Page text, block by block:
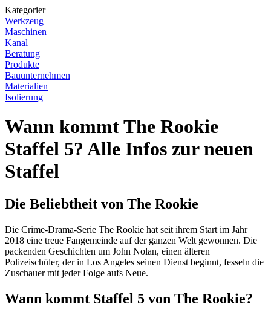
Kategorier
Werkzeug
Maschinen
Kanal
Beratung
Produkte
Bauunternehmen
Materialien
Isolierung
Wann kommt The Rookie
Staffel 5? Alle Infos zur neuen
Staffel
Die Beliebtheit von The Rookie
Die Crime-Drama-Serie The Rookie hat seit ihrem Start im Jahr
2018 eine treue Fangemeinde auf der ganzen Welt gewonnen. Die
packenden Geschichten um John Nolan, einen älteren
Polizeischüler, der in Los Angeles seinen Dienst beginnt, fesseln die
Zuschauer mit jeder Folge aufs Neue.
Wann kommt Staffel 5 von The Rookie?